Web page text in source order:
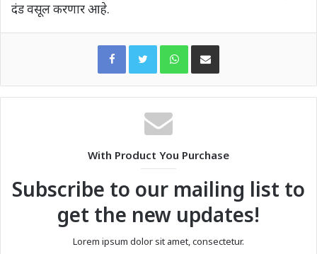
दंड वसूल करणार आहे.
WhatsAppShare via Email
With Product You Purchase
Subscribe to our mailing list to
get the new updates!
Lorem ipsum dolor sit amet, consectetur.